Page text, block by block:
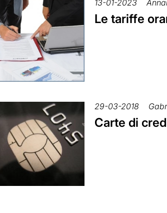
13-01-2023
Le tariffe
29-03-2018
Carte di